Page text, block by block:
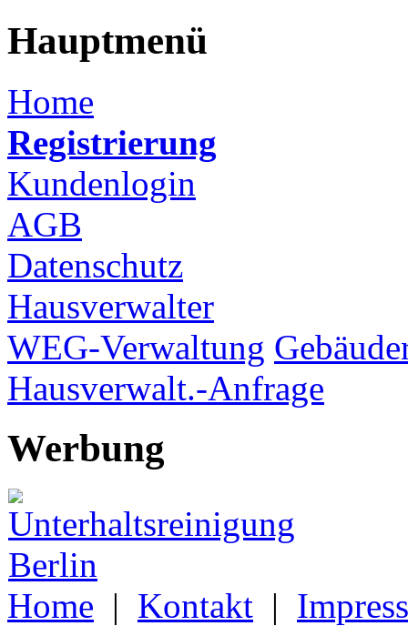
Hauptmenü
Home
Registrierung
Kundenlogin
AGB
Datenschutz
Hausverwalter
WEG-Verwaltung
Hausverwalt.-Anfrage
Werbung
Home | Kontakt |